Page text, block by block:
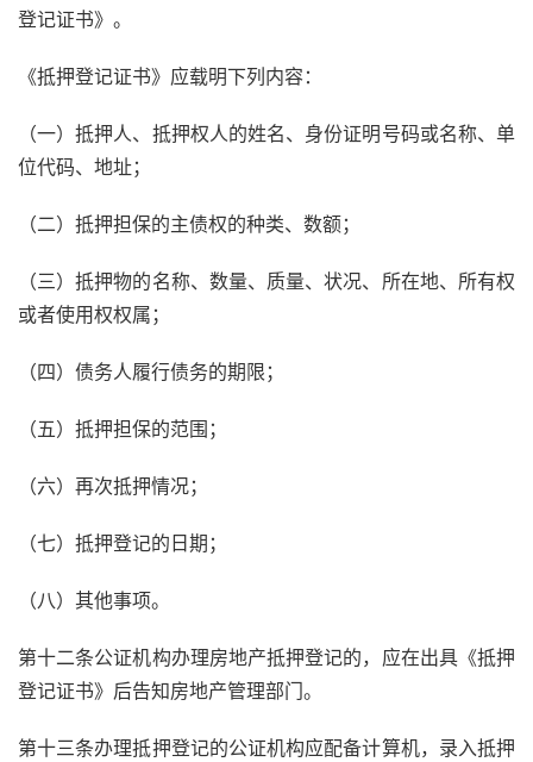
登记证书》。
《抵押登记证书》应载明下列内容：
（一）抵押人、抵押权人的姓名、身份证明号码或名称、单
位代码、地址；
（二）抵押担保的主债权的种类、数额；
（三）抵押物的名称、数量、质量、状况、所在地、所有权
或者使用权权属；
（四）债务人履行债务的期限；
（五）抵押担保的范围；
（六）再次抵押情况；
（七）抵押登记的日期；
（八）其他事项。
第十二条公证机构办理房地产抵押登记的，应在出具《抵押
登记证书》后告知房地产管理部门。
第十三条办理抵押登记的公证机构应配备计算机，录入抵押